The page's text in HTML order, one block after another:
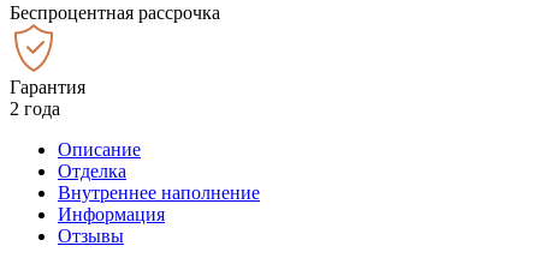
Беспроцентная рассрочка
Гарантия
2 года
Описание
Отделка
Внутреннее наполнение
Информация
Отзывы